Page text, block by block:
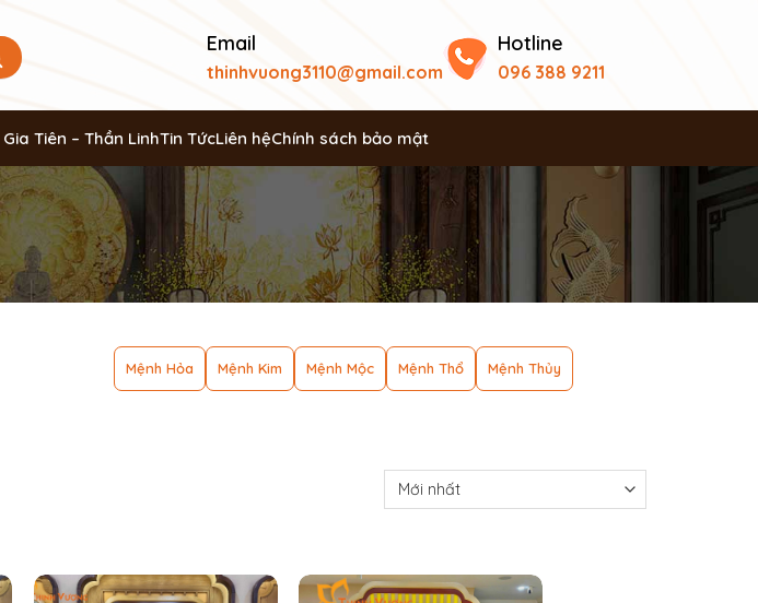
Email
thinhvuong3110@gmail.com
Hotline
096 388 9211
Gia Tiên – Thần LinhTin TứcLiên hệChính sách bảo mật
Mệnh Hỏa Mệnh Kim Mệnh Mộc Mệnh Thổ Mệnh Thủy